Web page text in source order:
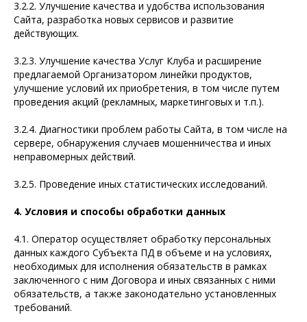
3.2.2. Улучшение качества и удобства использования
Сайта, разработка новых сервисов и развитие
действующих.
3.2.3. Улучшение качества Услуг Клуба и расширение
предлагаемой Организатором линейки продуктов,
улучшение условий их приобретения, в том числе путем
проведения акций (рекламных, маркетинговых и т.п.).
3.2.4. Диагностики проблем работы Сайта, в том числе на
сервере, обнаружения случаев мошенничества и иных
неправомерных действий.
3.2.5. Проведение иных статистических исследований.
4. Условия и способы обработки данных
4.1. Оператор осуществляет обработку персональных
данных каждого Субъекта ПД в объеме и на условиях,
необходимых для исполнения обязательств в рамках
заключенного с ним Договора и иных связанных с ними
обязательств, а также законодательно установленных
требований.